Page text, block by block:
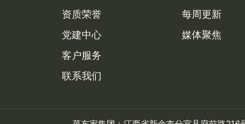
资质荣誉
党建中心
客户服务
联系我们
每周更新
媒体聚焦